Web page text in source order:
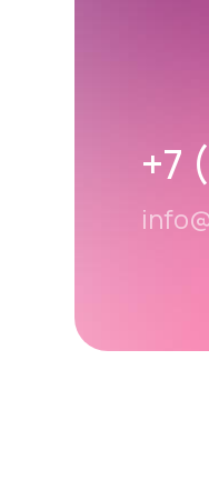
+7